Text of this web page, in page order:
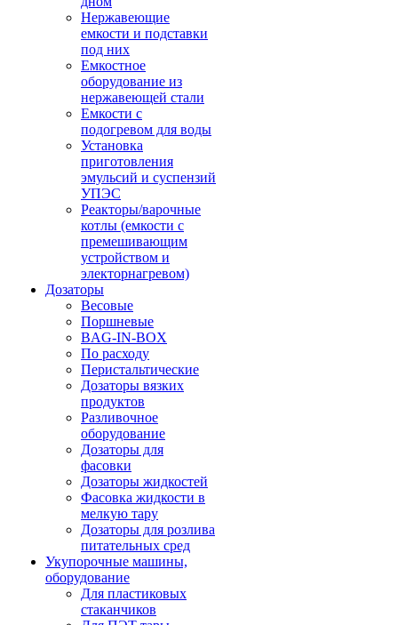
Нержавеющие
емкости и подставки
под них
Емкостное
оборудование из
нержавеющей стали
Емкости с
подогревом для воды
Установка
приготовления
эмульсий и суспензий
УПЭС
Реакторы/варочные
котлы (емкости с
премешивающим
устройством и
электорнагревом)
Дозаторы
Весовые
Поршневые
BAG-IN-BOX
По расходу
Перистальтические
Дозаторы вязких
продуктов
Разливочное
оборудование
Дозаторы для
фасовки
Дозаторы жидкостей
Фасовка жидкости в
мелкую тару
Дозаторы для розлива
питательных сред
Укупорочные машины,
оборудование
Для пластиковых
стаканчиков